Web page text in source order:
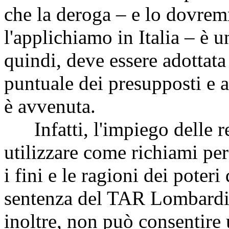
che la deroga – e lo
l'applichiamo in Italia – è
quindi, deve essere
puntuale dei presupposti e
è avvenuta.
Infatti, l'impiego delle
utilizzare come richiami
i fini e le ragioni dei poteri
sentenza del TAR
inoltre, non può